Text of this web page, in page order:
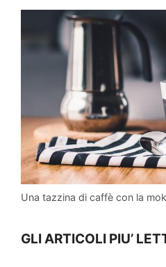
Una tazzina di caffè con la
GLI ARTICOLI PIU’